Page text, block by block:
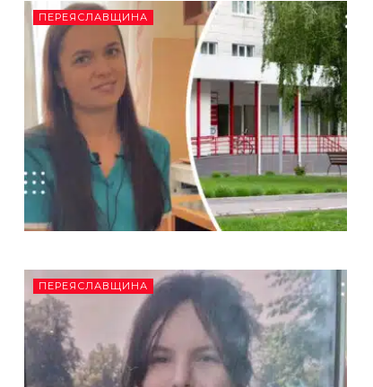
ПЕРЕЯСЛАВЩИНА
ПЕРЕЯСЛАВЩИНА